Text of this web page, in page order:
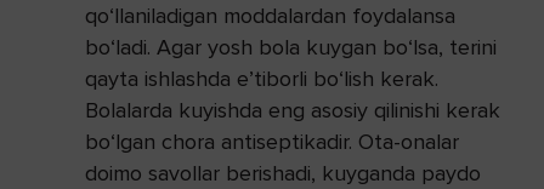
qo‘llaniladigan moddalardan foydalansa
bo‘ladi. Agar yosh bola kuygan bo‘lsa, terini
qayta ishlashda e’tiborli bo‘lish kerak.
Bolalarda kuyishda eng asosiy qilinishi kerak
bo‘lgan chora antiseptikadir. Ota-onalar
doimo savollar berishadi, kuyganda paydo